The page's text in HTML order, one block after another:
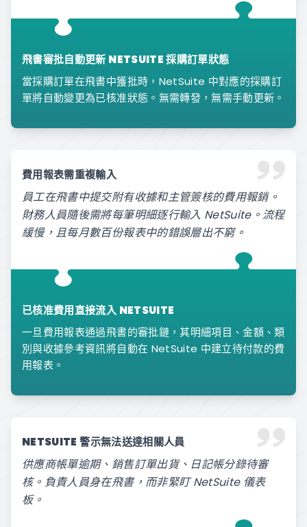
飛書審批自動更新 NETSUITE 採購訂單狀態
當採購訂單在飛書中獲批時，NetSuite 中對應的採購訂
單將自動變更為已核准狀態。無需轉發，無需手動更新。
費用報表需重複輸入
員工在飛書中提交附有收據和主管簽核的費用報銷。
財務人員隨後需將每筆明細逐行輸入 NetSuite。流程
緩慢，且每月數百份報表中的錯誤層出不窮。
已核准費用直接流入 NETSUITE
一旦費用報表通過飛書的審批鏈，其明細項目、金額、類
別與收據參考資訊將自動在 NetSuite 中建立待付款的費
用報表。
NETSUITE 警示無法送達相關人員
供應商帳單逾期、銷售訂單出貨、日記帳分錄待審
核。負責人員身在飛書，而非緊盯 NetSuite 儀表
板。